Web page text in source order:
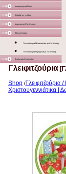
Διακοσμητικά Σταντ
Καμβάς σε τελάρο
Διάφορα με Εκτύπωση
Γλειφιτζούρια
Γλειφιτζούρια Μπαστουνάκι με Εκτύπωση
Γλειφιτζούρια στρογγυλά με εκτύπωση
Στολισμός Εκκλησίας
Γλειφιτζούρια
Shop /Γλειφιτζούρια
Χριστουγεννιάτικα [